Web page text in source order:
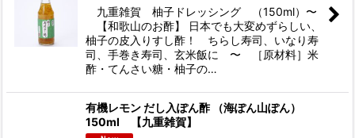
九重雑賀 柚子ドレッシング （150ml）〜
【和歌山のお酢】 日本でも大変めずらしい、
柚子の皮入りすし酢！ ちらし寿司、いなり寿
司、手巻き寿司、玄米飯に 〜 ［原材料］米
酢・てんさい糖・柚子の…
有機レモン だし入ぽん酢 （海ぽん山ぽん）
150ml 【九重雑賀】